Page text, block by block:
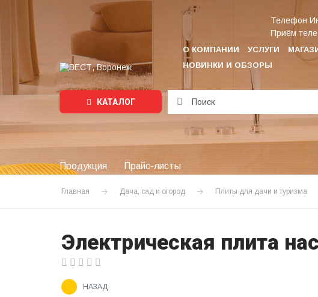
О КОМПАНИИ УСЛУГИ
НОВИНКИ И ОБЗОРЫ
Телефон
Приём
КАТАЛОГ
Подождите...
Продукция Прайс-листы
Главная Дача, сад и огород Плиты для дачи и туризма
Электрическая плита
НАЗАД